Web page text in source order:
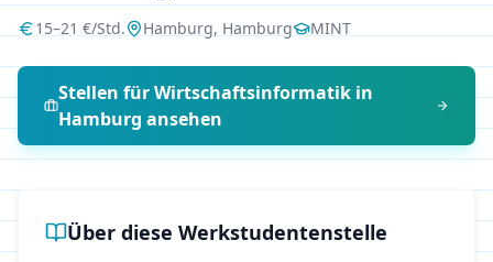
15–21 €/Std. Hamburg, Hamburg MINT
Stellen fürWirtschaftsinformatikin
Hamburg ansehen
Über diese Werkstudentenstelle